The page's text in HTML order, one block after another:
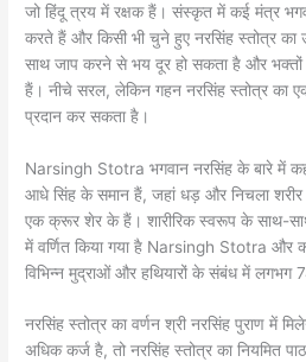
जो हिंदू त्रय में रक्षक हैं। संस्कृत में कई मंत्र
करते हैं और किसी भी चुने हुए नरसिंह स्तोत्र का
साथ जाप करने से भय दूर हो सकता है और भक्तों
हैं। नीचे सरल, लेकिन गहन नरसिंह स्तोत्र का
प्रदान कर सकता है।
Narsingh Stotra भगवान नरसिंह के बारे में
आधे सिंह के समान हैं, जहां धड़ और निचला
एक क्रूर शेर के हैं। शारीरिक स्वरूप के साथ-साथ
में वर्णित किया गया है Narsingh Stotra और
विभिन्न मुद्राओं और हथियारों के संबंध में
नरसिंह स्तोत्र का वर्णन श्री नरसिंह पुराण में
अधिक कर्ज है, तो नरसिंह स्तोत्र का नियमित